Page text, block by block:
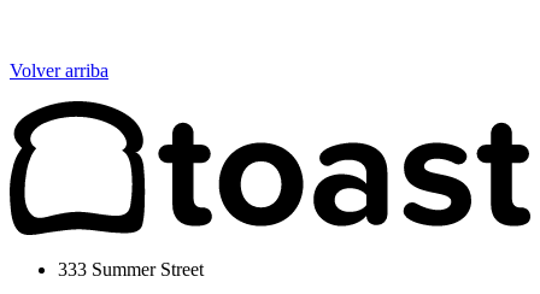
Volver arriba
333 Summer Street